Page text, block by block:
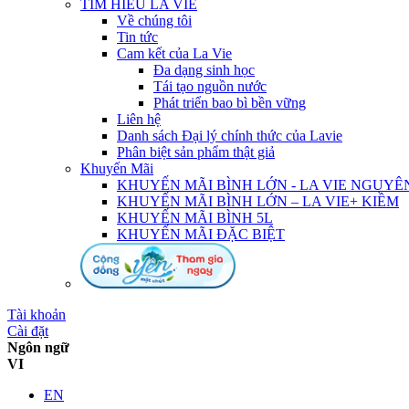
TÌM HIỂU LA VIE
Về chúng tôi
Tin tức
Cam kết của La Vie
Đa dạng sinh học
Tái tạo nguồn nước
Phát triển bao bì bền vững
Liên hệ
Danh sách Đại lý chính thức của Lavie
Phân biệt sản phẩm thật giả
Khuyến Mãi
KHUYẾN MÃI BÌNH LỚN - LA VIE
KHUYẾN MÃI BÌNH LỚN – LA VIE+ KIỀM
KHUYẾN MÃI BÌNH 5L
KHUYẾN MÃI ĐẶC BIỆT
Tài khoản
Cài đặt
Ngôn ngữ
VI
EN